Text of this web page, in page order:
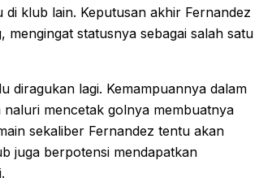
klub lain. Keputusan akhir Fernandez
statusnya sebagai salah satu
diragukan lagi. Kemampuannya dalam
mencetak golnya membuatnya
sekaliber Fernandez tentu akan
juga berpotensi mendapatkan